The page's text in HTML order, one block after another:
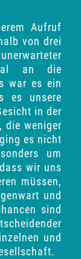
Aufruf
von drei
an die
war es ein
es unsere
in der
die weniger
es nicht
um
wir uns
müssen,
und
sind
und